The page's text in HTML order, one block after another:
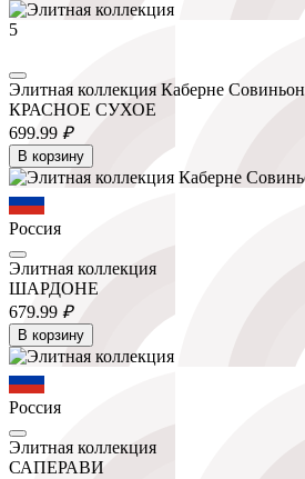
5
Элитная коллекция Каберне Совиньон
КРАСНОЕ СУХОЕ
699.99 ₽
В корзину
Россия
Элитная коллекция
ШАРДОНЕ
679.99 ₽
В корзину
Россия
Элитная коллекция
САПЕРАВИ